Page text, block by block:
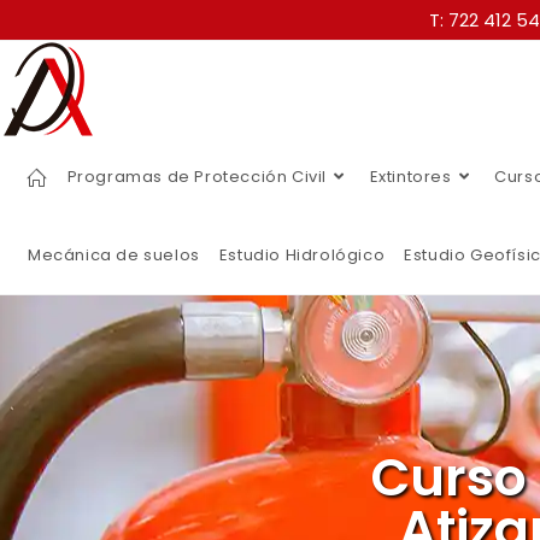
T: 722 412
Programas de Protección Civil Extintores
Mecánica de suelos Estudio Hidrológico Estudio